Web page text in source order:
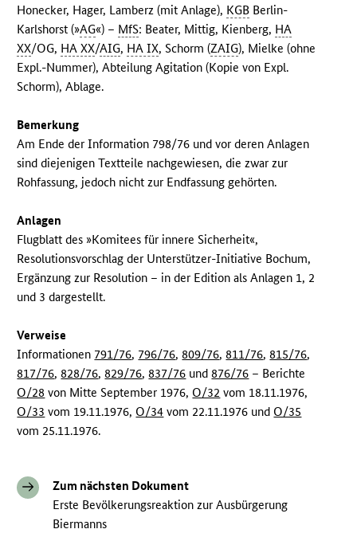
Honecker, Hager, Lamberz (mit Anlage), KGB Berlin-
Karlshorst (»AG«) – MfS: Beater, Mittig, Kienberg, HA
XX/OG, HA XX/AIG, HA IX, Schorm (ZAIG), Mielke (ohne
Expl.-Nummer), Abteilung Agitation (Kopie von Expl.
Schorm), Ablage.
Bemerkung
Am Ende der Information 798/76 und vor deren Anlagen
sind diejenigen Textteile nachgewiesen, die zwar zur
Rohfassung, jedoch nicht zur Endfassung gehörten.
Anlagen
Flugblatt des »Komitees für innere Sicherheit«,
Resolutionsvorschlag der Unterstützer-Initiative Bochum,
Ergänzung zur Resolution – in der Edition als Anlagen 1, 2
und 3 dargestellt.
Verweise
Informationen 791/76, 796/76,809/76,811/76,815/76,
817/76,828/76,829/76,837/76 und876/76 – Berichte
O/28 von Mitte September 1976, O/32 vom 18.11.1976,
O/33 vom 19.11.1976, O/34 vom 22.11.1976 und O/35
vom 25.11.1976.
Zum nächsten Dokument
Erste Bevölkerungsreaktion zur Ausbürgerung
Biermanns